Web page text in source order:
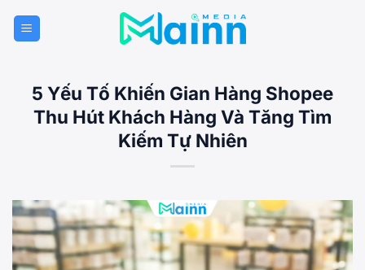
qua
5 Yếu Tố Khiến Gian Hàng Shopee
Thu Hút Khách Hàng Và Tăng Tìm
Kiếm Tự Nhiên